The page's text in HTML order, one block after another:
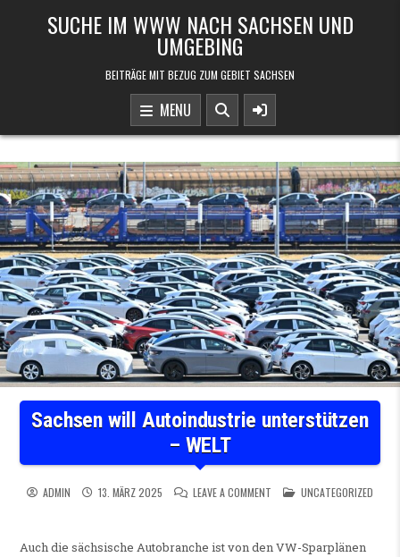
SUCHE IM WWW NACH SACHSEN UND
UMGEBING
BEITRÄGE MIT BEZUG ZUM GEBIET SACHSEN
MENU
Sachsen will Autoindustrie unterstützen
– WELT
ADMIN 13. MÄRZ 2025 LEAVE A COMMENT ON SACHSEN WILL
POSTED IN
UNCATEGORIZED
Auch die sächsische Autobranche ist von den VW-Sparplänen